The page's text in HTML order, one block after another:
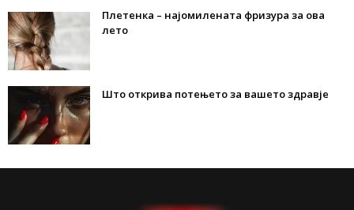
Плетенка – најомилената фризура за ова
лето
Што открива потењето за вашето здравје